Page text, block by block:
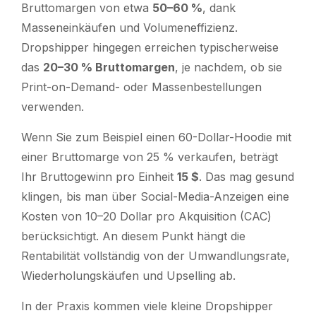
Bruttomargen von etwa 50–60 %, dank
Masseneinkäufen und Volumeneffizienz.
Dropshipper hingegen erreichen typischerweise
das 20–30 % Bruttomargen, je nachdem, ob sie
Print-on-Demand- oder Massenbestellungen
verwenden.
Wenn Sie zum Beispiel einen 60-Dollar-Hoodie mit
einer Bruttomarge von 25 % verkaufen, beträgt
Ihr Bruttogewinn pro Einheit 15 $. Das mag gesund
klingen, bis man über Social-Media-Anzeigen eine
Kosten von 10–20 Dollar pro Akquisition (CAC)
berücksichtigt. An diesem Punkt hängt die
Rentabilität vollständig von der Umwandlungsrate,
Wiederholungskäufen und Upselling ab.
In der Praxis kommen viele kleine Dropshipper